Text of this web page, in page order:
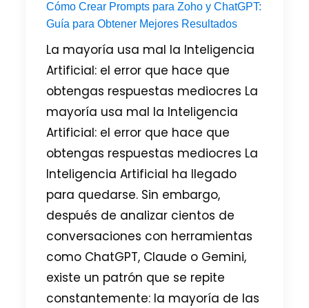
Cómo Crear Prompts para Zoho y ChatGPT:
Guía para Obtener Mejores Resultados
La mayoría usa mal la Inteligencia
Artificial: el error que hace que
obtengas respuestas mediocres La
mayoría usa mal la Inteligencia
Artificial: el error que hace que
obtengas respuestas mediocres La
Inteligencia Artificial ha llegado
para quedarse. Sin embargo,
después de analizar cientos de
conversaciones con herramientas
como ChatGPT, Claude o Gemini,
existe un patrón que se repite
constantemente: la mayoría de las